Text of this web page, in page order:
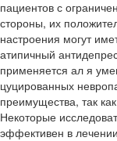
пациентов с
стороны, их
настроения могут
атипичный
применяется ал я
цуцированных
преимущества, так
Некоторые
эффективен в